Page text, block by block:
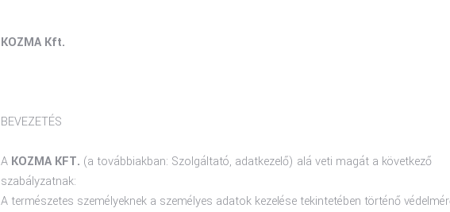
KOZMA Kft.
BEVEZETÉS
A KOZMA KFT. (a továbbiakban: Szolgáltató, adatkezelő) alá veti magát a következő
szabályzatnak:
A természetes személyeknek a személyes adatok kezelése tekintetében történő